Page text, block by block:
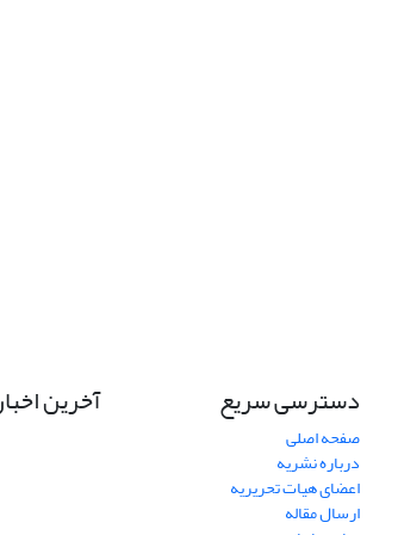
دسترسی سریع
صفحه اصلی
درباره نشریه
اعضای هیات تحریریه
ارسال مقاله
آخرین